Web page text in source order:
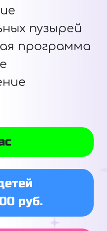
пузырей
программа
руб.